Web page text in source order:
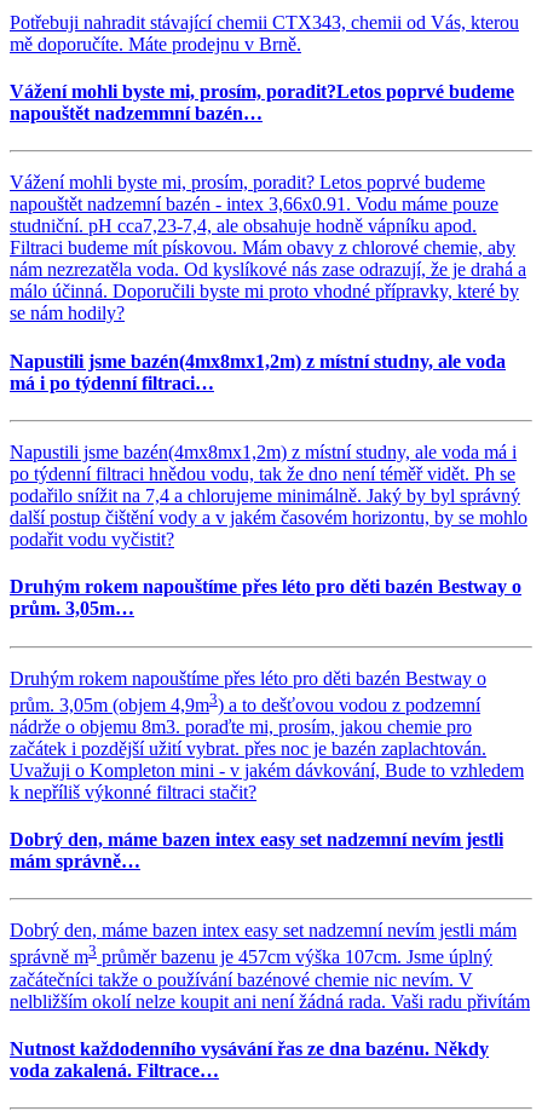
Potřebuji nahradit stávající chemii CTX343, chemii od Vás, kterou
mě doporučíte. Máte prodejnu v Brně.
Vážení mohli byste mi, prosím, poradit?Letos poprvé budeme
napouštět nadzemmní bazén…
Vážení mohli byste mi, prosím, poradit? Letos poprvé budeme
napouštět nadzemní bazén - intex 3,66x0.91. Vodu máme pouze
studniční. pH cca7,23-7,4, ale obsahuje hodně vápníku apod.
Filtraci budeme mít pískovou. Mám obavy z chlorové chemie, aby
nám nezrezatěla voda. Od kyslíkové nás zase odrazují, že je drahá a
málo účinná. Doporučili byste mi proto vhodné přípravky, které by
se nám hodily?
Napustili jsme bazén(4mx8mx1,2m) z místní studny, ale voda
má i po týdenní filtraci…
Napustili jsme bazén(4mx8mx1,2m) z místní studny, ale voda má i
po týdenní filtraci hnědou vodu, tak že dno není téměř vidět. Ph se
podařilo snížit na 7,4 a chlorujeme minimálně. Jaký by byl správný
další postup čištění vody a v jakém časovém horizontu, by se mohlo
podařit vodu vyčistit?
Druhým rokem napouštíme přes léto pro děti bazén Bestway o
prům. 3,05m…
Druhým rokem napouštíme přes léto pro děti bazén Bestway o
prům. 3,05m (objem 4,9m3) a to dešťovou vodou z podzemní
nádrže o objemu 8m3. poraďte mi, prosím, jakou chemie pro
začátek i pozdější užití vybrat. přes noc je bazén zaplachtován.
Uvažuji o Kompleton mini - v jakém dávkování, Bude to vzhledem
k nepříliš výkonné filtraci stačit?
Dobrý den, máme bazen intex easy set nadzemní nevím jestli
mám správně…
Dobrý den, máme bazen intex easy set nadzemní nevím jestli mám
správně m3 průměr bazenu je 457cm výška 107cm. Jsme úplný
začátečníci takže o používání bazénové chemie nic nevím. V
nelbližším okolí nelze koupit ani není žádná rada. Vaši radu přivítám
Nutnost každodenního vysávání řas ze dna bazénu. Někdy
voda zakalená. Filtrace…